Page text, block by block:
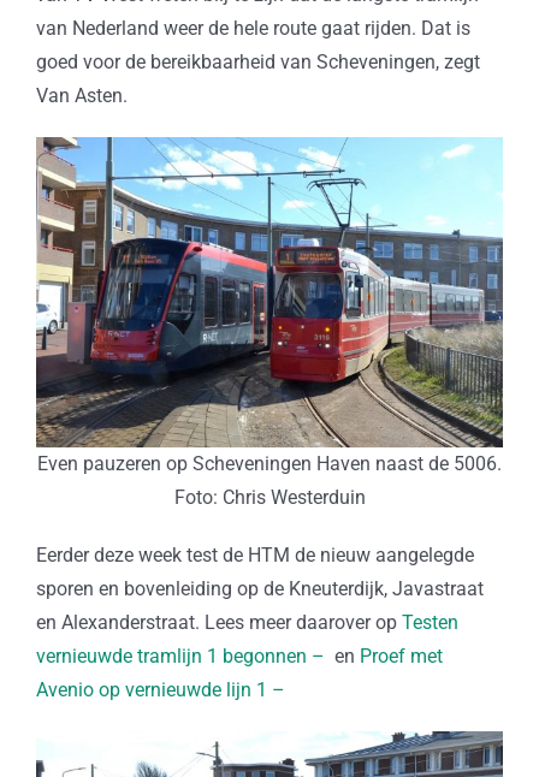
van Nederland weer de hele route gaat rijden. Dat is
goed voor de bereikbaarheid van Scheveningen, zegt
Van Asten.
Even pauzeren op Scheveningen Haven naast de 5006.
Foto: Chris Westerduin
Eerder deze week test de HTM de nieuw aangelegde
sporen en bovenleiding op de Kneuterdijk, Javastraat
en Alexanderstraat. Lees meer daarover op Testen
vernieuwde tramlijn 1 begonnen – en Proef met
Avenio op vernieuwde lijn 1 –